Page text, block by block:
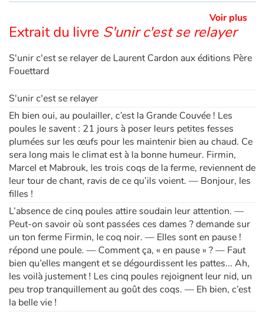
Voir plus
Extrait du livre S'unir c'est se relayer
S'unir c'est se relayer de Laurent Cardon aux éditions Père
Fouettard
S'unir c'est se relayer
Eh bien oui, au poulailler, c’est la Grande Couvée ! Les
poules le savent : 21 jours à poser leurs petites fesses
plumées sur les œufs pour les maintenir bien au chaud. Ce
sera long mais le climat est à la bonne humeur. Firmin,
Marcel et Mabrouk, les trois coqs de la ferme, reviennent de
leur tour de chant, ravis de ce qu’ils voient. — Bonjour, les
filles !
L’absence de cinq poules attire soudain leur attention. —
Peut-on savoir où sont passées ces dames ? demande sur
un ton ferme Firmin, le coq noir. — Elles sont en pause !
répond une poule. — Comment ça, « en pause » ? — Faut
bien qu’elles mangent et se dégourdissent les pattes... Ah,
les voilà justement ! Les cinq poules rejoignent leur nid, un
peu trop tranquillement au goût des coqs. — Eh bien, c’est
la belle vie !